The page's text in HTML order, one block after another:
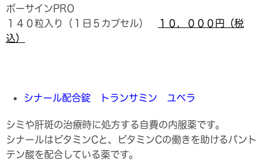
ポーサインPRO
１４０粒入り（１日５カプセル）
１０，０００ 円（税
込）
シナール配合錠 トランサミン ユベラ
シミや肝斑の治療時に処方する自費の内服薬です。
シナールはビタミンCと、ビタミンCの働きを助けるパント
テン酸を配合している薬です。